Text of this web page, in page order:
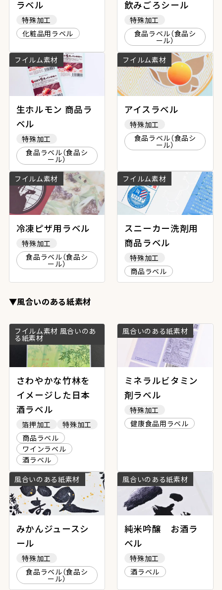
ラベル
特殊加工
化粧品用ラベル
飲みごろシール
特殊加工
食品ラベル（食品シ
ール）
フイルム素材
生ホルモン 商品ラ
ベル
特殊加工
食品ラベル（食品シ
ール）
フイルム素材
アイスラベル
特殊加工
食品ラベル（食品シ
ール）
フイルム素材
冷凍ピザ用ラベル
特殊加工
食品ラベル（食品シ
ール）
フイルム素材
スニーカー洗剤用
商品ラベル
特殊加工
商品ラベル
▼風合いのある紙素材
フイルム素材 風合いのあ
る紙素材
さわやかな竹林を
イメージした日本
酒ラベル
箔押加工
特殊加工
商品ラベル
ワインラベル
酒ラベル
風合いのある紙素材
ミネラルビタミン
剤ラベル
特殊加工
健康食品用ラベル
風合いのある紙素材
みかんジュースシ
ール
特殊加工
食品ラベル（食品シ
ール）
風合いのある紙素材
純米吟醸 お酒ラ
ベル
特殊加工
酒ラベル